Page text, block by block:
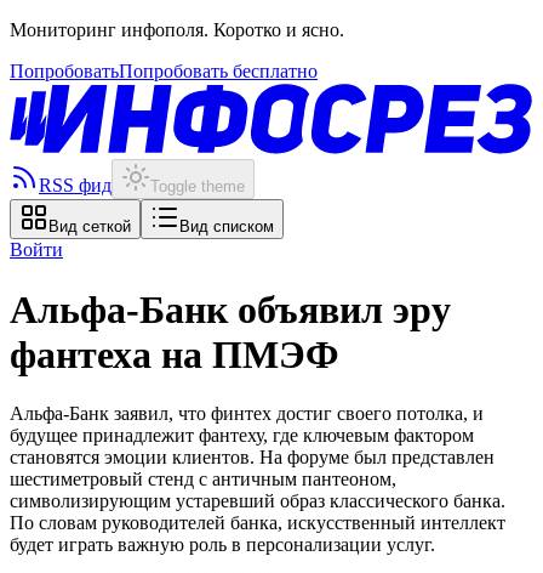
Мониторинг инфополя. Коротко и ясно.
ПопробоватьПопробовать бесплатно
RSS фид Toggle theme
Вид сеткой Вид списком
Войти
Альфа-Банк объявил эру
фантеха на ПМЭФ
Альфа-Банк заявил, что финтех достиг своего потолка, и
будущее принадлежит фантеху, где ключевым фактором
становятся эмоции клиентов. На форуме был представлен
шестиметровый стенд с античным пантеоном,
символизирующим устаревший образ классического банка.
По словам руководителей банка, искусственный интеллект
будет играть важную роль в персонализации услуг.